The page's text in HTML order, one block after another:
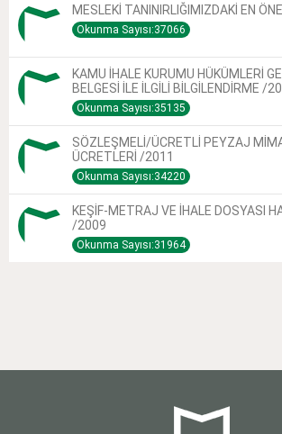
MESLEKİ TANINIRLIĞIMIZDAKİ EN
Okunma Sayısı:37066
KAMU İHALE KURUMU HÜKÜMLERİ
BELGESİ İLE İLGİLİ BİLGİLENDİRME /
Okunma Sayısı:35135
SÖZLEŞMELİ/ÜCRETLİ PEYZAJ
ÜCRETLERİ /2011
Okunma Sayısı:34220
KEŞİF-METRAJ VE İHALE DOSYASI
/2009
Okunma Sayısı:31964